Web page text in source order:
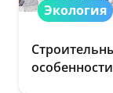
Экология